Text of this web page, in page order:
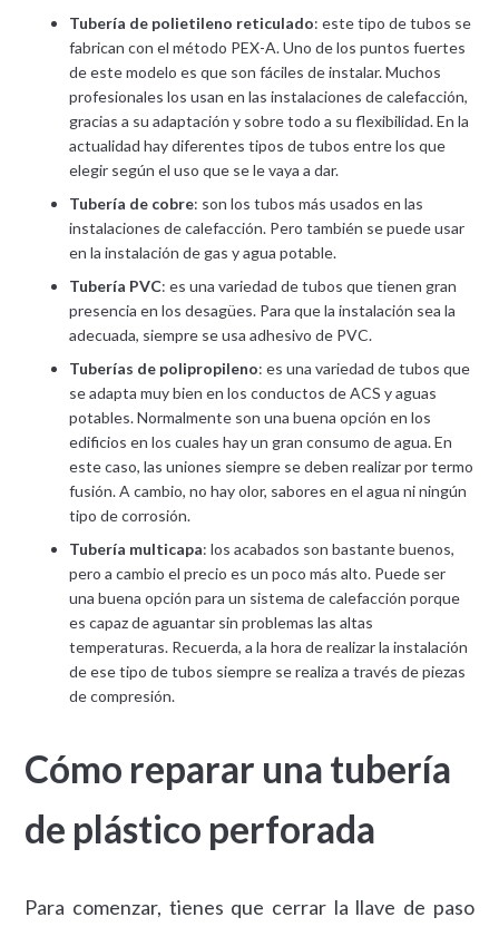
Tubería de polietileno reticulado: este tipo de tubos se
fabrican con el método PEX-A. Uno de los puntos fuertes
de este modelo es que son fáciles de instalar. Muchos
profesionales los usan en las instalaciones de calefacción,
gracias a su adaptación y sobre todo a su flexibilidad. En la
actualidad hay diferentes tipos de tubos entre los que
elegir según el uso que se le vaya a dar.
Tubería de cobre: son los tubos más usados en las
instalaciones de calefacción. Pero también se puede usar
en la instalación de gas y agua potable.
Tubería PVC: es una variedad de tubos que tienen gran
presencia en los desagües. Para que la instalación sea la
adecuada, siempre se usa adhesivo de PVC.
Tuberías de polipropileno: es una variedad de tubos que
se adapta muy bien en los conductos de ACS y aguas
potables. Normalmente son una buena opción en los
edificios en los cuales hay un gran consumo de agua. En
este caso, las uniones siempre se deben realizar por termo
fusión. A cambio, no hay olor, sabores en el agua ni ningún
tipo de corrosión.
Tubería multicapa: los acabados son bastante buenos,
pero a cambio el precio es un poco más alto. Puede ser
una buena opción para un sistema de calefacción porque
es capaz de aguantar sin problemas las altas
temperaturas. Recuerda, a la hora de realizar la instalación
de ese tipo de tubos siempre se realiza a través de piezas
de compresión.
Cómo reparar una tubería
de plástico perforada
Para comenzar, tienes que cerrar la llave de paso